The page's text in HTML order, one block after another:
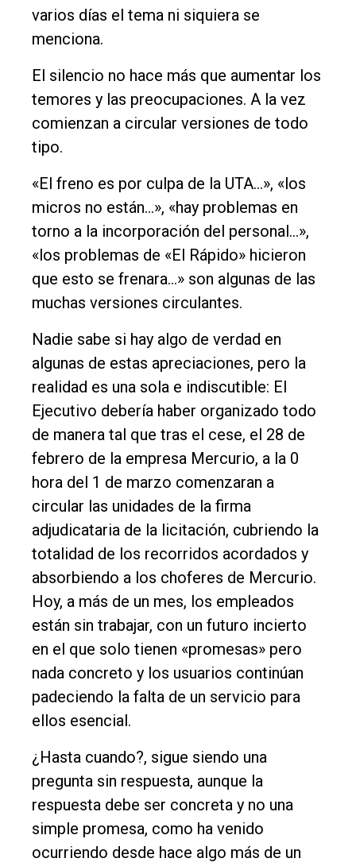
varios días el tema ni siquiera se
menciona.
El silencio no hace más que aumentar los
temores y las preocupaciones. A la vez
comienzan a circular versiones de todo
tipo.
«El freno es por culpa de la UTA…», «los
micros no están…», «hay problemas en
torno a la incorporación del personal…»,
«los problemas de «El Rápido» hicieron
que esto se frenara…» son algunas de las
muchas versiones circulantes.
Nadie sabe si hay algo de verdad en
algunas de estas apreciaciones, pero la
realidad es una sola e indiscutible: El
Ejecutivo debería haber organizado todo
de manera tal que tras el cese, el 28 de
febrero de la empresa Mercurio, a la 0
hora del 1 de marzo comenzaran a
circular las unidades de la firma
adjudicataria de la licitación, cubriendo la
totalidad de los recorridos acordados y
absorbiendo a los choferes de Mercurio.
Hoy, a más de un mes, los empleados
están sin trabajar, con un futuro incierto
en el que solo tienen «promesas» pero
nada concreto y los usuarios continúan
padeciendo la falta de un servicio para
ellos esencial.
¿Hasta cuando?, sigue siendo una
pregunta sin respuesta, aunque la
respuesta debe ser concreta y no una
simple promesa, como ha venido
ocurriendo desde hace algo más de un